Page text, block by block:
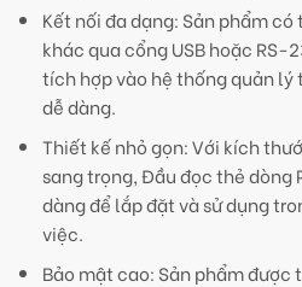
Kết nối đa dạng: Sản phẩm
khác qua cổng USB hoặc
tích hợp vào hệ thống quản
dễ dàng.
Thiết kế nhỏ gọn: Với kích
sang trọng, Đầu đọc thẻ dòng
dàng để lắp đặt và sử dụng
việc.
Bảo mật cao: Sản phẩm được